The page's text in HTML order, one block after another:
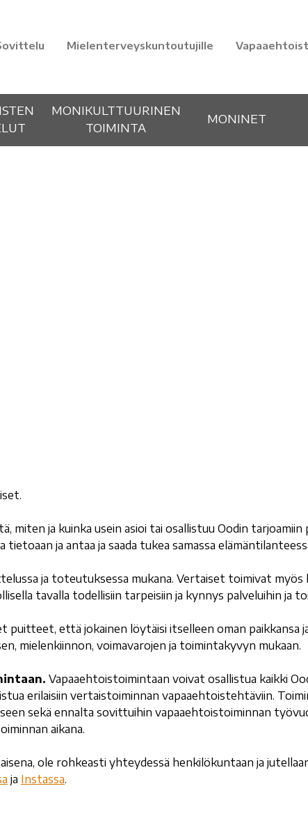
Mielenterveyskuntoutujille
MONIKULTTUURINEN
TOIMINTA
MONINET
miten ja kuinka usein asioi tai osallistuu Oodin
ja antaa ja saada tukea samassa
ja toteutuksessa mukana. Vertaiset toimivat
tavalla todellisiin tarpeisiin ja kynnys palveluihin ja
että jokainen löytäisi itselleen oman paikkansa
mielenkiinnon, voimavarojen ja toimintakyvyn mukaan.
Vapaaehtoistoimintaan voivat osallistua kaikki
erilaisiin vertaistoiminnan vapaaehtoistehtäviin.
sekä ennalta sovittuihin vapaaehtoistoiminnan
aikana.
ole rohkeasti yhteydessä henkilökuntaan ja
ja Instassa.